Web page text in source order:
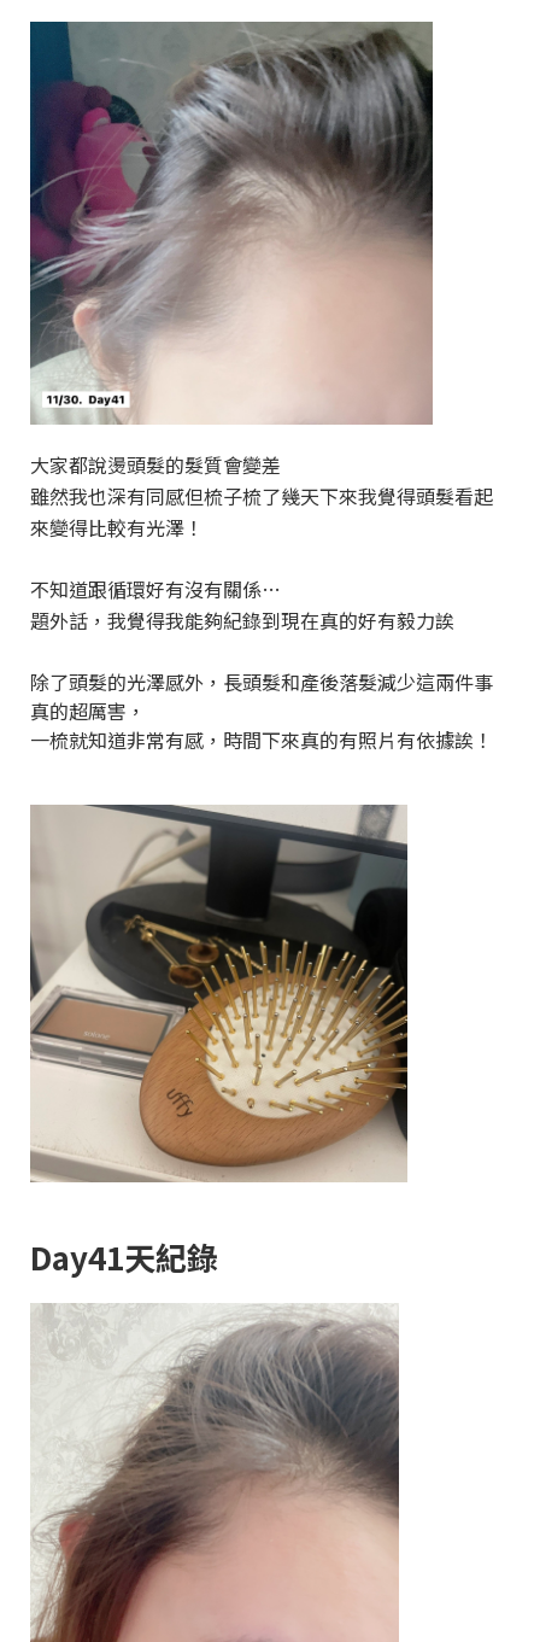
大家都說燙頭髮的髮質會變差
雖然我也深有同感但梳子梳了幾天下來我覺得頭髮看起
來變得比較有光澤！
不知道跟循環好有沒有關係…
題外話，我覺得我能夠紀錄到現在真的好有毅力誒
除了頭髮的光澤感外，長頭髮和產後落髮減少這兩件事
真的超厲害，
一梳就知道非常有感，時間下來真的有照片有依據誒！
Day41天紀錄